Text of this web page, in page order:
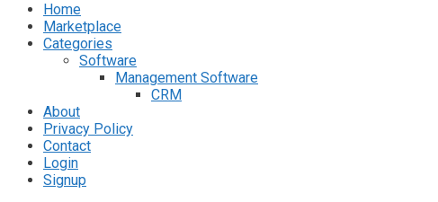
Home
Marketplace
Categories
Software
Management Software
CRM
About
Privacy Policy
Contact
Login
Signup